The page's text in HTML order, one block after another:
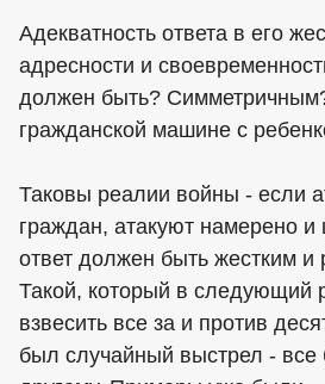
Адекватность ответа в его
адресности и
должен быть?
гражданской машине с
Таковы реалии войны - если
граждан, атакуют намерено и
ответ должен быть жестким
Такой, который в следующий
взвесить все за и против
был случайный выстрел -